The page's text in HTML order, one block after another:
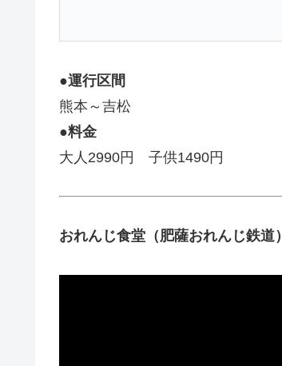
●運行区間
熊本～吉松
●料金
大人2990円 子供1490円
おれんじ食堂（肥薩おれんじ鉄道）